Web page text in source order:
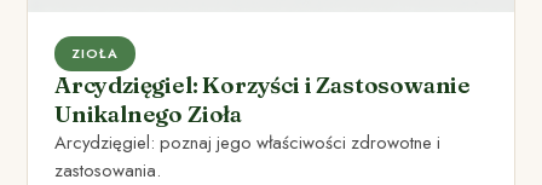
ZIOŁA
Arcydzięgiel: Korzyści i Zastosowanie
Unikalnego Zioła
Arcydzięgiel: poznaj jego właściwości zdrowotne i
zastosowania.